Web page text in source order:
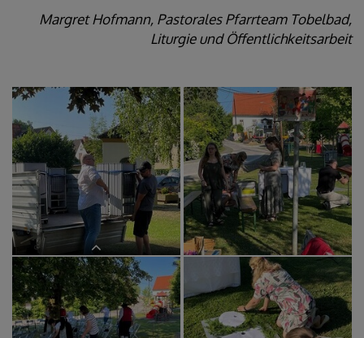
Margret Hofmann, Pastorales Pfarrteam Tobelbad,
Liturgie und Öffentlichkeitsarbeit